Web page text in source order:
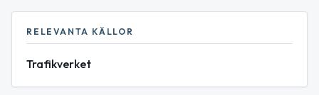
RELEVANTA KÄLLOR
Trafikverket